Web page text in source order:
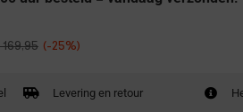
169,95 (-25%)
Levering en retour